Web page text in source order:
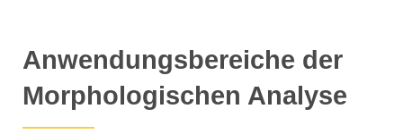
Anwendungsbereiche der
Morphologischen Analyse